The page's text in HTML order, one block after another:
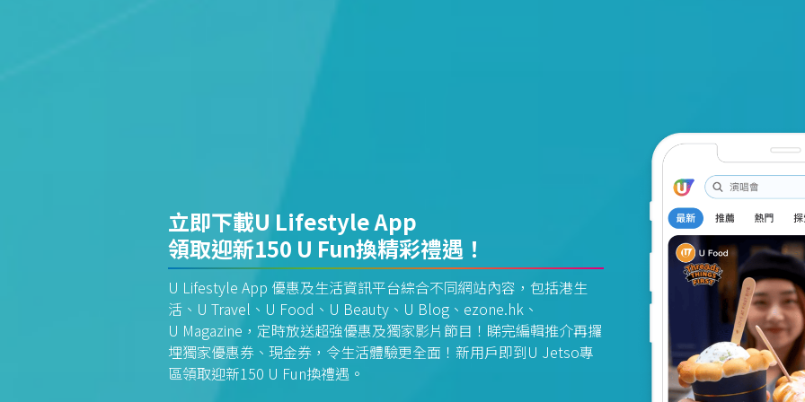
立即下載U Lifestyle App
領取迎新150 U Fun換精彩禮遇！
U Lifestyle App 優惠及生活資訊平台綜合不同網站內容，包括港生
活、U Travel、U Food、U Beauty、U Blog、ezone.hk、
U Magazine，定時放送超強優惠及獨家影片節目！睇完編輯推介再攞
埋獨家優惠券、現金券，令生活體驗更全面！新用戶即到U Jetso專
區領取迎新150 U Fun換禮遇。